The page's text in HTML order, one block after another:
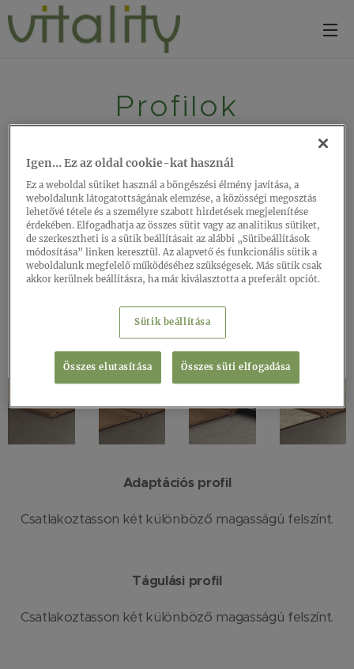
Profilok
Kiváló minőségű profil 4 alkalmazással egyetlen
formára a mellékelt Incizo késsel. Minden Vitality padlóhoz
színazonos kivitelben kapható.
SFINCP(-)
2150 X 48 X 13 MM
Adaptációs profil
Csatlakoztasson két különböző magasságú felszínt.
Tágulási profil
Csatlakoztasson két különböző magasságú felszínt.
Igen… Ez az oldal cookie-kat használ
Ez a weboldal sütiket használ a böngészési élmény javítása, a
weboldalunk látogatottságának elemzése, a közösségi megosztás
lehetővé tétele és a személyre szabott hirdetések megjelenítése
érdekében. Elfogadhatja az összes sütit vagy az analitikus sütiket,
de szerkesztheti is a sütik beállításait az alábbi „Sütibeállítások
módosítása” linken keresztül. Az alapvető és funkcionális sütik a
weboldalunk megfelelő működéséhez szükségesek. Más sütik csak
akkor kerülnek beállításra, ha már kiválasztotta a preferált opciót.
Sütik beállítása
Összes elutasítása Összes süti elfogadása